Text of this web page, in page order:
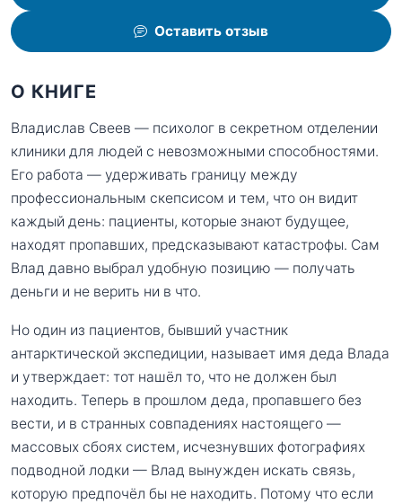
Оставить отзыв
О КНИГЕ
Владислав Свеев — психолог в секретном отделении
клиники для людей с невозможными способностями.
Его работа — удерживать границу между
профессиональным скепсисом и тем, что он видит
каждый день: пациенты, которые знают будущее,
находят пропавших, предсказывают катастрофы. Сам
Влад давно выбрал удобную позицию — получать
деньги и не верить ни в что.
Но один из пациентов, бывший участник
антарктической экспедиции, называет имя деда Влада
и утверждает: тот нашёл то, что не должен был
находить. Теперь в прошлом деда, пропавшего без
вести, и в странных совпадениях настоящего —
массовых сбоях систем, исчезнувших фотографиях
подводной лодки — Влад вынужден искать связь,
которую предпочёл бы не находить. Потому что если